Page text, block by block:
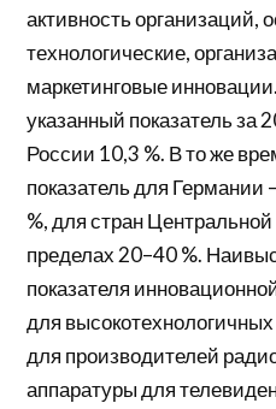
активность
технологические,
маркетинговые
указанный показатель за
России 10,3 %. В то же
показатель для
%, для стран
пределах 20–40 %.
показателя
для высокотехнологичных
для производителей
аппаратуры для